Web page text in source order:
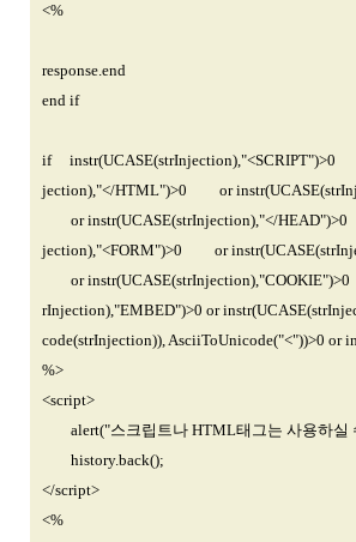
<%
response.end
end if
if
jection),"</HTML")>0 or
or instr(UCASE(strInjection),"</
jection),"<FORM")>0 or
or
rInjection),"EMBED")>0 or
code(strInjection)), AsciiToUnicode("<"))>0
%>
<script>
alert("스크립트나 HTML태그는 사용하실
history.back();
</script>
<%